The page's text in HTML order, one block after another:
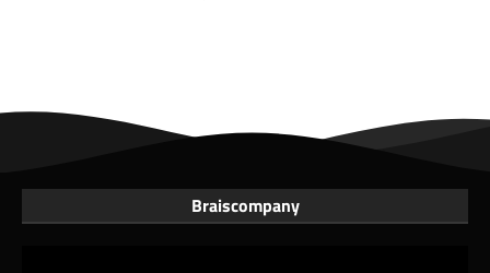
Braiscompany